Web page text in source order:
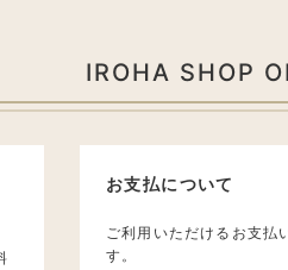
IROHA SHOP
お支払について
ご利用いただけるお支払
す。